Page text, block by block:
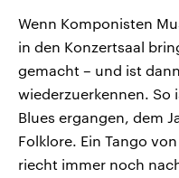
Wenn Komponisten
in den Konzertsaal
gemacht – und ist
wiederzuerkennen. So
Blues ergangen, dem
Folklore. Ein Tango
riecht immer noch